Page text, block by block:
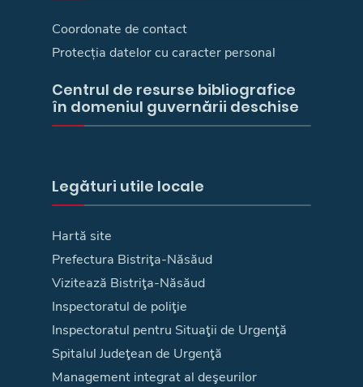
Coordonate de contact
Protecția datelor cu caracter personal
Centrul de resurse bibliografice
în domeniul guvernării deschise
Legături utile locale
Hartă site
Prefectura Bistriţa-Năsăud
Vizitează Bistriţa-Năsăud
Inspectoratul de poliţie
Inspectoratul pentru Situaţii de Urgenţă
Spitalul Judeţean de Urgenţă
Management integrat al deşeurilor